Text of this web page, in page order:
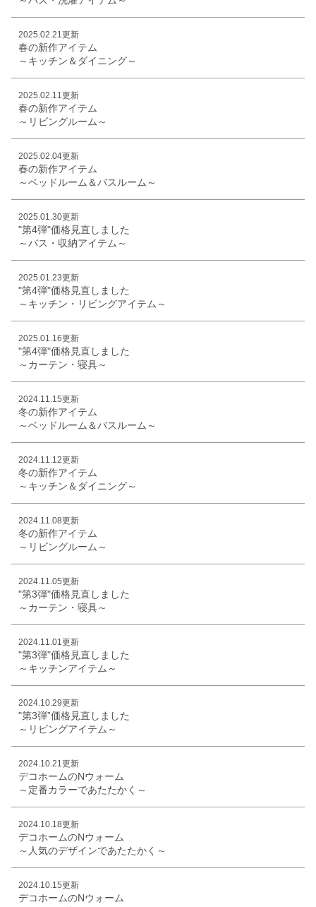
2025.02.21更新
春の新作アイテム
～キッチン＆ダイニング～
2025.02.11更新
春の新作アイテム
～リビングルーム～
2025.02.04更新
春の新作アイテム
～ベッドルーム＆バスルーム～
2025.01.30更新
"第4弾"価格見直しました
～バス・収納アイテム～
2025.01.23更新
"第4弾"価格見直しました
～キッチン・リビングアイテム～
2025.01.16更新
"第4弾"価格見直しました
～カーテン・寝具～
2024.11.15更新
冬の新作アイテム
～ベッドルーム＆バスルーム～
2024.11.12更新
冬の新作アイテム
～キッチン＆ダイニング～
2024.11.08更新
冬の新作アイテム
～リビングルーム～
2024.11.05更新
"第3弾"価格見直しました
～カーテン・寝具～
2024.11.01更新
"第3弾"価格見直しました
～キッチンアイテム～
2024.10.29更新
"第3弾”価格見直しました
～リビングアイテム～
2024.10.21更新
デコホームのNウォーム
～定番カラーであたたかく～
2024.10.18更新
デコホームのNウォーム
～人気のデザインであたたかく～
2024.10.15更新
デコホームのNウォーム